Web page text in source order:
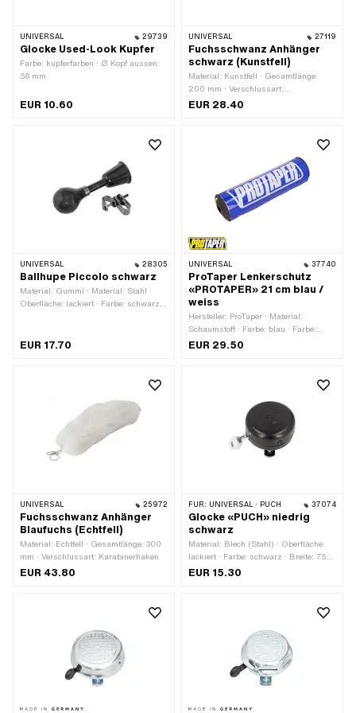
UNIVERSAL 29739
Glocke Used-Look Kupfer
Farbe: kupferfarben · Ø Kopf aussen:
58 mm
EUR 10.60
UNIVERSAL 27119
Fuchsschwanz Anhänger
schwarz (Kunstfell)
Material: Kunstfell · Gesamtlänge:
200 mm · Verschlussart:
Karabinerhaken
EUR 28.40
UNIVERSAL 28305
Ballhupe Piccolo schwarz
Material: Gummi · Material: Stahl ·
Oberfläche: lackiert · Farbe: schwarz ·
EUR 17.70
UNIVERSAL 37740
ProTaper Lenkerschutz
«PROTAPER» 21 cm blau /
weiss
Hersteller: ProTaper · Material:
Schaumstoff · Farbe: blau · Farbe:
weiss · Gesamtlänge: 210 mm · Ø
EUR 29.50
UNIVERSAL 25972
Fuchsschwanz Anhänger
Blaufuchs (Echtfell)
Material: Echtfell · Gesamtlänge: 300
mm · Verschlussart: Karabinerhaken
EUR 43.80
FÜR: UNIVERSAL · PUCH 37074
Glocke «PUCH» niedrig
schwarz
Material: Blech (Stahl) · Oberfläche:
lackiert · Farbe: schwarz · Breite: 75
mm · Ø Kopf aussen: 55 mm ·
Gewindegrösse: M4 · Höhe: 27 mm ·
EUR 15.30